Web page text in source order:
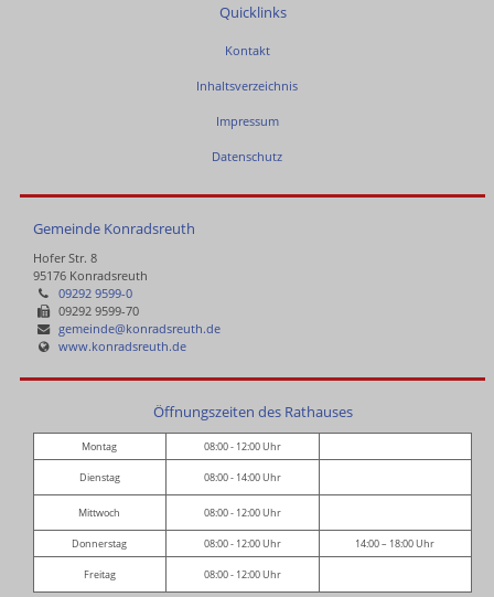
Quicklinks
Kontakt
Inhaltsverzeichnis
Impressum
Datenschutz
Gemeinde Konradsreuth
Hofer Str. 8
95176 Konradsreuth
09292 9599-0
09292 9599-70
gemeinde@konradsreuth.de
www.konradsreuth.de
Öffnungszeiten des Rathauses
Montag 08:00 - 12:00 Uhr
Dienstag 08:00 - 14:00 Uhr
Mittwoch 08:00 - 12:00 Uhr
Donnerstag 08:00 - 12:00 Uhr 14:00 – 18:00 Uhr
Freitag 08:00 - 12:00 Uhr